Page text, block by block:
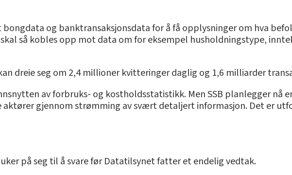
bongdata og banktransaksjonsdata for å få opplysninger om hva
så kobles opp mot data om for eksempel husholdningstype,
dreie seg om 2,4 millioner kvitteringer daglig og 1,6 milliarder
av forbruks- og kostholdsstatistikk. Men SSB planlegger nå
gjennom strømming av svært detaljert informasjon. Det er
på seg til å svare før Datatilsynet fatter et endelig vedtak.